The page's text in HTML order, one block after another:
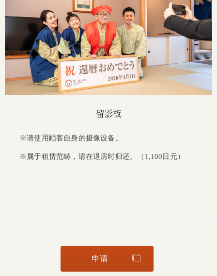
留影板
※请使用顾客自身的摄像设备。
※属于租赁范畴，请在退房时归还。（1,100日元）
申请